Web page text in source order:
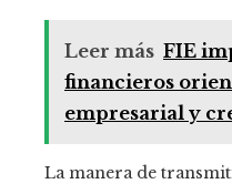
Leer más FIE
financieros
empresarial y
La manera de